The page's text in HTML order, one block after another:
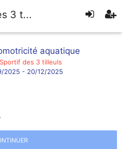
3 t...
aquatique
des 3 tilleuls
2025 - 20/12/2025